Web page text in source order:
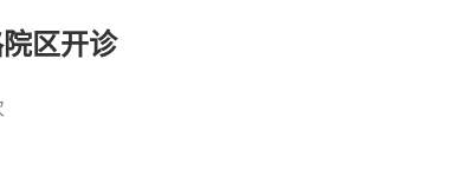
区开诊